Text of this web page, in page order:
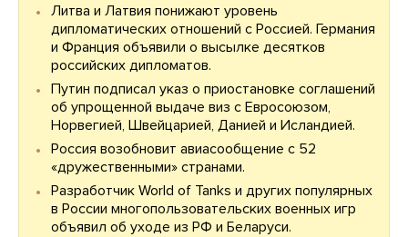
Литва и Латвия понижают уровень
дипломатических отношений с Россией. Германия
и Франция объявили о высылке десятков
российских дипломатов.
Путин подписал указ о приостановке соглашений
об упрощенной выдаче виз с Евросоюзом,
Норвегией, Швейцарией, Данией и Исландией.
Россия возобновит авиасообщение с 52
«дружественными» странами.
Разработчик World of Tanks и других популярных
в России многопользовательских военных игр
объявил об уходе из РФ и Беларуси.